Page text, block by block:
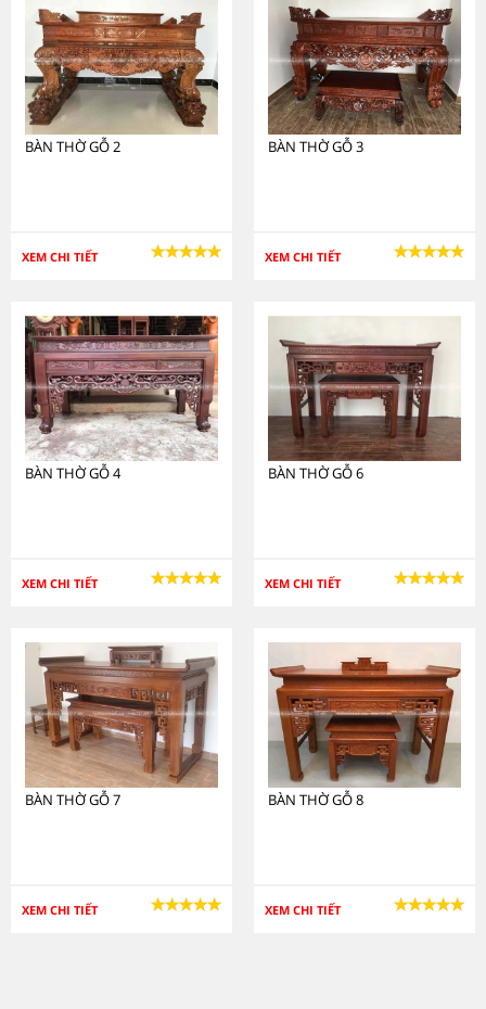
BÀN THỜ GỖ 2
XEM CHI TIẾT
BÀN THỜ GỖ 3
XEM CHI TIẾT
BÀN THỜ GỖ 4
XEM CHI TIẾT
BÀN THỜ GỖ 6
XEM CHI TIẾT
BÀN THỜ GỖ 7
XEM CHI TIẾT
BÀN THỜ GỖ 8
XEM CHI TIẾT